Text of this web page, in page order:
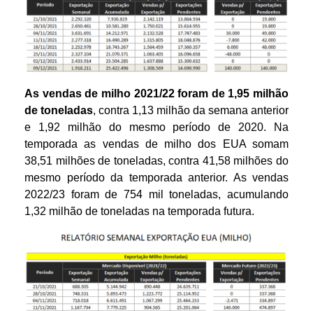
As vendas de milho 2021/22 foram de 1,95 milhão
de toneladas, contra 1,13 milhão da semana anterior
e 1,92 milhão do mesmo período de 2020. Na
temporada as vendas de milho dos EUA somam
38,51 milhões de toneladas, contra 41,58 milhões do
mesmo período da temporada anterior. As vendas
2022/23 foram de 754 mil toneladas, acumulando
1,32 milhão de toneladas na temporada futura.